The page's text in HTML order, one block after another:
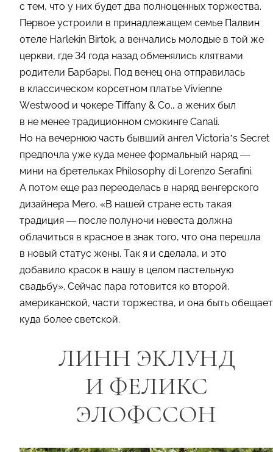
с тем, что у них будет два полноценных торжества.
Первое устроили в принадлежащем семье Палвин
отеле Harlekin Birtok, а венчались молодые в той же
церкви, где 34 года назад обменялись клятвами
родители Барбары. Под венец она отправилась
в классическом корсетном платье Vivienne
Westwood и чокере Tiffany & Co., а жених был
в не менее традиционном смокинге Canali.
Но на вечернюю часть бывший ангел Victoria’s Secret
предпочла уже куда менее формальный наряд —
мини на бретельках Philosophy di Lorenzo Serafini.
А потом еще раз переоделась в наряд венгерского
дизайнера Mero. «В нашей стране есть такая
традиция — после полуночи невеста должна
облачиться в красное в знак того, что она перешла
в новый статус жены. Так я и сделала, и это
добавило красок в нашу в целом пастельную
свадьбу». Сейчас пара готовится ко второй,
американской, части торжества, и она быть обещает
куда более светской.
ЛИНН ЭКЛУНД
И ФЕЛИКС
ЭЛОФССОН